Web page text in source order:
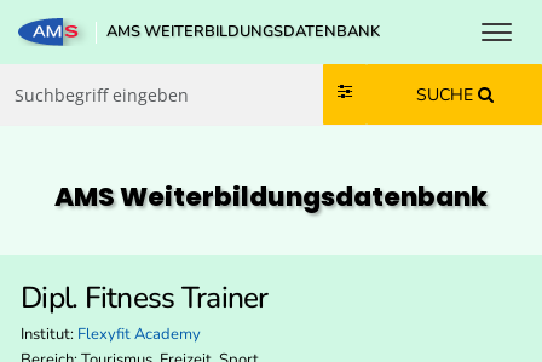
Zum Inhalt springen
Zum Navmenü springen
Zur Suche springen
Zur Footer springen
AMS WEITERBILDUNGSDATENBANK
SUCHE
AMS Weiterbildungs­datenbank
Dipl. Fitness Trainer
Institut: Flexyfit Academy